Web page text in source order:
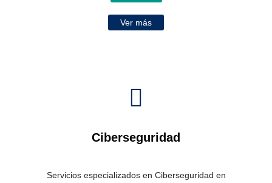
Ver más
Ciberseguridad
Servicios especializados en Ciberseguridad en